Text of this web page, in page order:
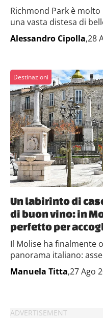
Richmond Park è
una vasta distesa di
Alessandro Cipolla,28
Destinazioni
Un labirinto di
di buon vino: in
perfetto per
Il Molise ha finalmente
panorama italiano:
Manuela Titta,27 Ago